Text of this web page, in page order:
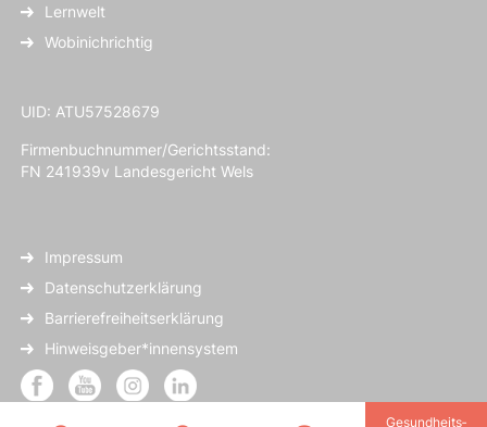
Gesundheits­
Lernwelt
Wobinichrichtig
UID: ATU57528679
Firmenbuchnummer/Gerichtsstand:
FN 241939v Landesgericht Wels
Impressum
Datenschutzerklärung
Barrierefreiheitserklärung
Hinweisgeber*innensystem